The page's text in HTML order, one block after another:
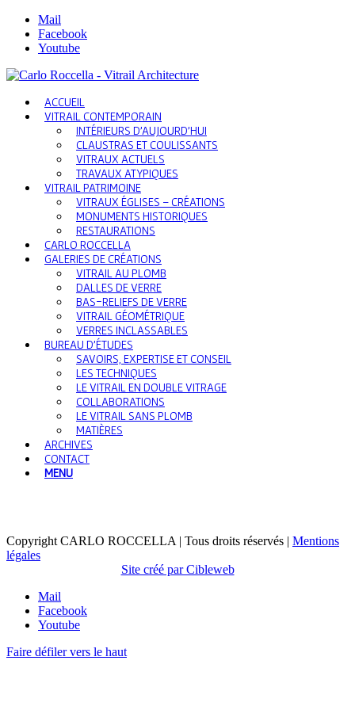
Mail
Facebook
Youtube
ACCUEIL
VITRAIL CONTEMPORAIN
INTÉRIEURS D’AUJOURD’HUI
CLAUSTRAS ET COULISSANTS
VITRAUX ACTUELS
TRAVAUX ATYPIQUES
VITRAIL PATRIMOINE
VITRAUX ÉGLISES – CRÉATIONS
MONUMENTS HISTORIQUES
RESTAURATIONS
CARLO ROCCELLA
GALERIES DE CRÉATIONS
VITRAIL AU PLOMB
DALLES DE VERRE
BAS-RELIEFS DE VERRE
VITRAIL GÉOMÉTRIQUE
VERRES INCLASSABLES
BUREAU D’ÉTUDES
SAVOIRS, EXPERTISE ET CONSEIL
LES TECHNIQUES
LE VITRAIL EN DOUBLE VITRAGE
COLLABORATIONS
LE VITRAIL SANS PLOMB
MATIÈRES
ARCHIVES
CONTACT
MENU
Copyright CARLO ROCCELLA | Tous droits réservés | Mentions
légales
Site créé par Cibleweb
Mail
Facebook
Youtube
Faire défiler vers le haut